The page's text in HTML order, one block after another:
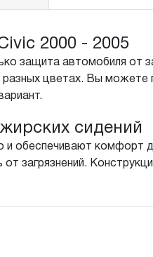
2000 - 2005
защита автомобиля от
цветах. Вы
сидений
и обеспечивают комфорт
загрязнений.